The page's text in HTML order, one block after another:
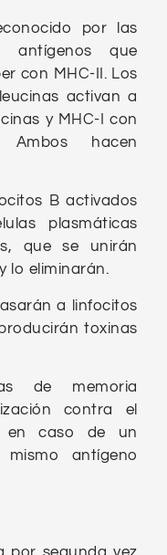
por las
antígenos que
con MHC-II. Los
activan a
y MHC-I con
Ambos hacen
B activados
plasmáticas
que se unirán
lo eliminarán.
a linfocitos
toxinas
de memoria
contra el
en caso de un
antígeno